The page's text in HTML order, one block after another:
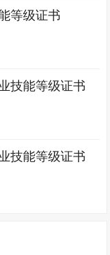
等级证书
技能等级证书
技能等级证书